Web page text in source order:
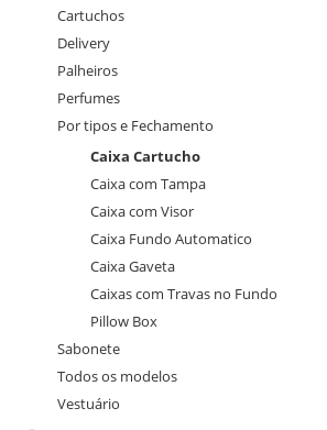
Cartuchos
Delivery
Palheiros
Perfumes
Por tipos e Fechamento
Caixa Cartucho
Caixa com Tampa
Caixa com Visor
Caixa Fundo Automatico
Caixa Gaveta
Caixas com Travas no Fundo
Pillow Box
Sabonete
Todos os modelos
Vestuário